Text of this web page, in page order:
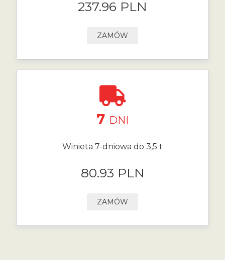
237.96 PLN
ZAMÓW
7 DNI
Winieta 7-dniowa do 3,5 t
80.93 PLN
ZAMÓW